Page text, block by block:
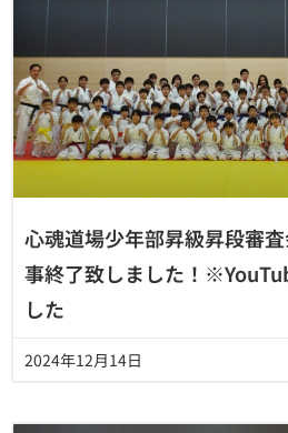
心魂道場少年部昇級昇段審
事終了致しました！
した
2024年12月14日